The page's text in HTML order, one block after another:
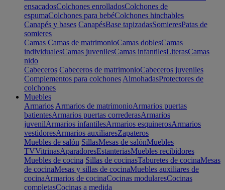
ensacadosColchones enrolladosColchones de
espumaColchones para bebéColchones hinchables
Canapés y bases CanapésBase tapizadasSomieresPatas de
somieres
Camas Camas de matrimonioCamas doblesCamas
individualesCamas juvenilesCamas infantilesLiterasCamas
nido
Cabeceros Cabeceros de matrimonioCabeceros juveniles
Complementos para colchones AlmohadasProtectores de
colchones
Muebles
Armarios Armarios de matrimonioArmarios puertas
batientesArmarios puertas correderasArmarios
juvenilArmarios infantilesArmarios esquinerosArmarios
vestidoresArmarios auxiliaresZapateros
Muebles de salón SillasMesas de salónMuebles
TVVitrinasAparadoresEstanteriasMuebles recibidores
Muebles de cocina Sillas de cocinasTaburetes de cocinaMesas
de cocinaMesas y sillas de cocinaMuebles auxiliares de
cocinaArmarios de cocinaCocinas modularesCocinas
completasCocinas a medida